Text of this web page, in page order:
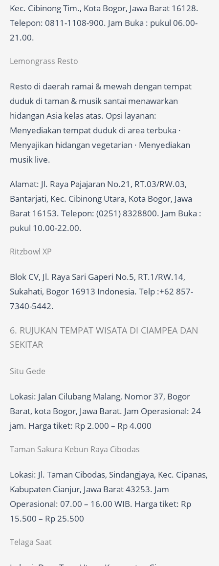
Kec. Cibinong Tim., Kota Bogor, Jawa Barat 16128.
Telepon: 0811-1108-900. Jam Buka : pukul 06.00-
21.00.
Lemongrass Resto
Resto di daerah ramai & mewah dengan tempat
duduk di taman & musik santai menawarkan
hidangan Asia kelas atas. Opsi layanan:
Menyediakan tempat duduk di area terbuka ·
Menyajikan hidangan vegetarian · Menyediakan
musik live.
Alamat: Jl. Raya Pajajaran No.21, RT.03/RW.03,
Bantarjati, Kec. Cibinong Utara, Kota Bogor, Jawa
Barat 16153. Telepon: (0251) 8328800. Jam Buka :
pukul 10.00-22.00.
Ritzbowl XP
Blok CV, Jl. Raya Sari Gaperi No.5, RT.1/RW.14,
Sukahati, Bogor 16913 Indonesia. Telp :+62 857-
7340-5442.
6. RUJUKAN TEMPAT WISATA DI CIAMPEA DAN
SEKITAR
Situ Gede
Lokasi: Jalan Cilubang Malang, Nomor 37, Bogor
Barat, kota Bogor, Jawa Barat. Jam Operasional: 24
jam. Harga tiket: Rp 2.000 – Rp 4.000
Taman Sakura Kebun Raya Cibodas
Lokasi: Jl. Taman Cibodas, Sindangjaya, Kec. Cipanas,
Kabupaten Cianjur, Jawa Barat 43253. Jam
Operasional: 07.00 – 16.00 WIB. Harga tiket: Rp
15.500 – Rp 25.500
Telaga Saat